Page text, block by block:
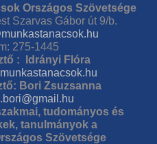
Országos Szövetsége
Szarvas Gábor út 9/b.
275-1445
: Idrányi Flóra
Bori Zsuzsanna
tudományos és
tanulmányok a
Szövetsége